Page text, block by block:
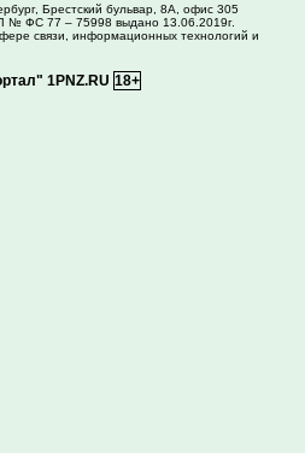
Брестский бульвар, 8А, офис 305
№ ФС 77 – 75998 выдано 13.06.2019г.
связи, информационных технологий и
1PNZ.RU 18+